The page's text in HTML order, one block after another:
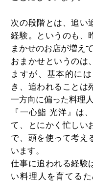
次の段階とは、追い
経験。というのも、
まかせのお店が増え
おまかせというのは
ますが、基本的に
き、追われることは
一方向に偏った料理
『一心鮨 光洋』は
て、とにかく忙しい
で、頭を使って考え
います。
仕事に追われる経験
い料理人を育てる